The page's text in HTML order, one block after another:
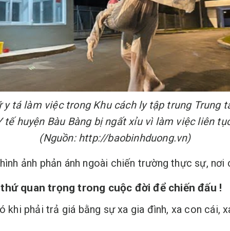
y tá làm việc trong Khu cách ly tập trung Trung
tế huyện Bàu Bàng bị ngất xỉu vì làm việc liên
(Nguồn: http://baobinhduong.vn)
ảnh phản ánh ngoài chiến trường thực sự,
quan trọng trong cuộc đời để chiến đấu !
khi phải trả giá bằng sự xa gia đình, xa con cái,